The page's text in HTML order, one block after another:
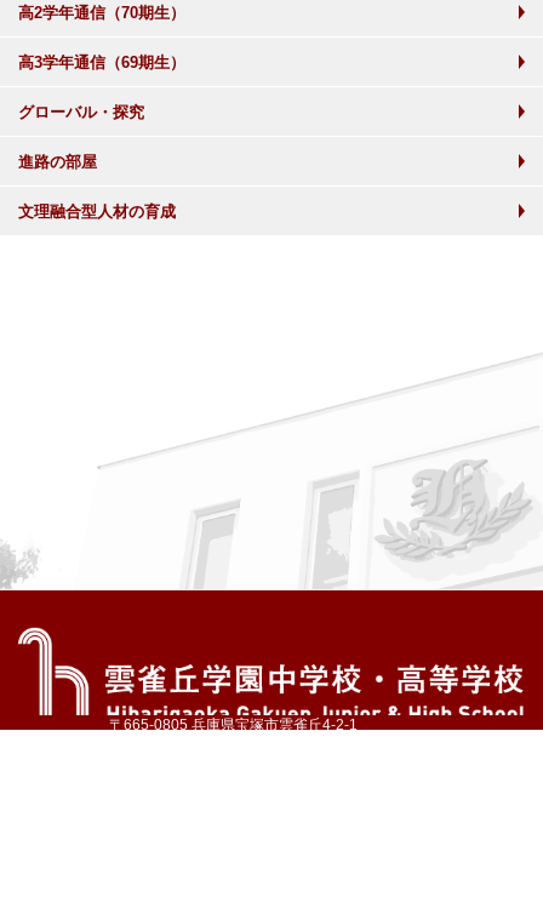
高2学年通信（70期生）
高3学年通信（69期生）
グローバル・探究
進路の部屋
文理融合型人材の育成
〒665-0805 兵庫県宝塚市雲雀丘4-2-1